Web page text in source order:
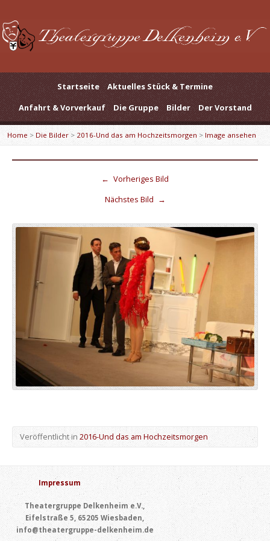
Startseite
Aktuelles Stück & Termine
Anfahrt & Vorverkauf
Die Gruppe Bilder Der Vorstand
Home > Die Bilder> 2016-Und das am Hochzeitsmorgen >Image ansehen
← Vorheriges Bild
Nächstes Bild →
Veröffentlicht in2016-Und das am Hochzeitsmorgen
Impressum
Theatergruppe Delkenheim e.V.,
Eifelstraße 5, 65205 Wiesbaden,
info@theatergruppe-delkenheim.de